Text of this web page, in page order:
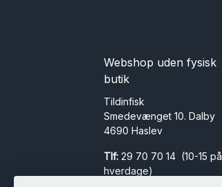
Webshop uden fysisk
butik
Tildinfisk
Smedevænget 10. Dalby
4690 Haslev
Tlf: 29 70 70 14 (10-15 på
hverdage)